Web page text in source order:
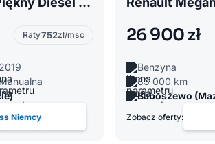
Raty752zł/msc
Niemcy
26 900 zł
Benzyna
83 000 km
Baboszewo
Zobacz oferty: